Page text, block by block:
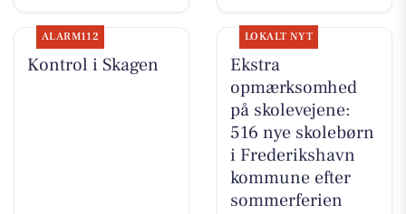
ALARM112
Kontrol i Skagen
LOKALT NYT
Ekstra
opmærksomhed
på skolevejene:
516 nye skolebørn
i Frederikshavn
kommune efter
sommerferien